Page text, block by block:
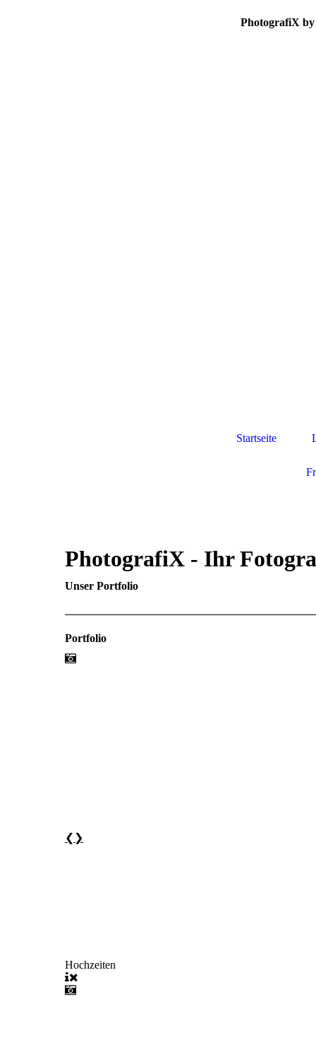
PhotografiX
Startseite
PhotografiX - Ihr
Unser Portfolio
Portfolio
❮ ❯
Hochzeiten